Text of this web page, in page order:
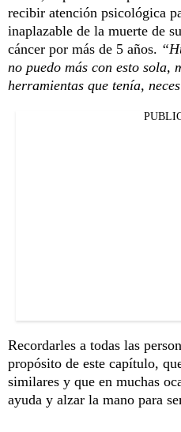
recibir atención psicológica
inaplazable de la muerte de
cáncer por más de 5 años.
no puedo más con esto sola,
herramientas que tenía,
Recordarles a todas las
propósito de este capítulo,
similares y que en muchas
ayuda y alzar la mano para